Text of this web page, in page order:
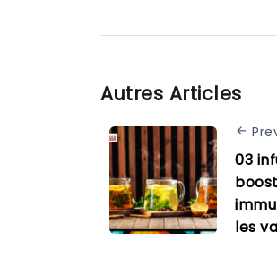
Autres Articles
03
les